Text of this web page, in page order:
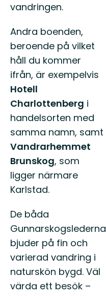
vandringen.
Andra boenden,
beroende på vilket
håll du kommer
ifrån, är exempelvis
Hotell
Charlottenberg i
handelsorten med
samma namn, samt
Vandrarhemmet
Brunskog, som
ligger närmare
Karlstad.
De båda
Gunnarskogslederna
bjuder på fin och
varierad vandring i
naturskön bygd. Väl
värda ett besök –